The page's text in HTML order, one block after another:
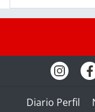
Diario Perfil